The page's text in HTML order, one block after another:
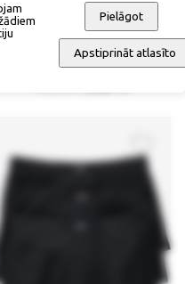
Brīvi trikotāžas bokseršorti (3
gab.)
Pielāgot
Apstiprināt atlasīto